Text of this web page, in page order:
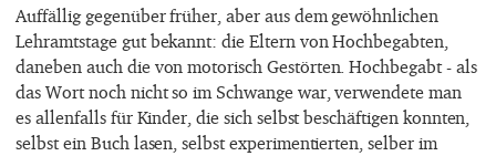
Auffällig gegenüber früher, aber aus dem gewöhnlichen
Lehramtstage gut bekannt: die Eltern von Hochbegabten,
daneben auch die von motorisch Gestörten. Hochbegabt - als
das Wort noch nicht so im Schwange war, verwendete man
es allenfalls für Kinder, die sich selbst beschäftigen konnten,
selbst ein Buch lasen, selbst experimentierten, selber im